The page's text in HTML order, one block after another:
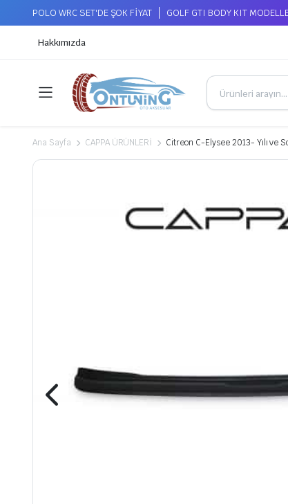
POLO WRC SET'DE ŞOK FİYAT GOLF GTI BODY KIT
Hakkımızda
Ana Sayfa CAPPA ÜRÜNLERİ Citreon C-Elysee 2013- Yılı ve